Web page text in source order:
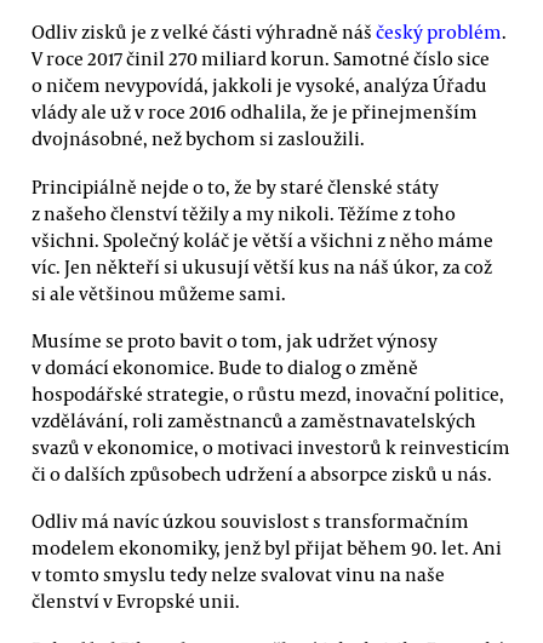
Odliv zisků je z velké části výhradně náš český problém.
V roce 2017 činil 270 miliard korun. Samotné číslo sice
o ničem nevypovídá, jakkoli je vysoké, analýza Úřadu
vlády ale už v roce 2016 odhalila, že je přinejmenším
dvojnásobné, než bychom si zasloužili.
Principiálně nejde o to, že by staré členské státy
z našeho členství těžily a my nikoli. Těžíme z toho
všichni. Společný koláč je větší a všichni z něho máme
víc. Jen někteří si ukusují větší kus na náš úkor, za což
si ale většinou můžeme sami.
Musíme se proto bavit o tom, jak udržet výnosy
v domácí ekonomice. Bude to dialog o změně
hospodářské strategie, o růstu mezd, inovační politice,
vzdělávání, roli zaměstnanců a zaměstnavatelských
svazů v ekonomice, o motivaci investorů k reinvesticím
či o dalších způsobech udržení a absorpce zisků u nás.
Odliv má navíc úzkou souvislost s transformačním
modelem ekonomiky, jenž byl přijat během 90. let. Ani
v tomto smyslu tedy nelze svalovat vinu na naše
členství v Evropské unii.